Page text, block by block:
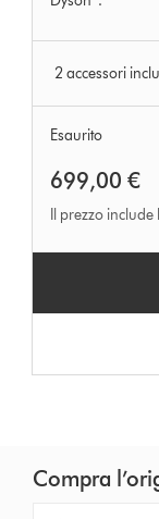
2 accessori
Esaurito
699,00 €
Il prezzo include
Compra